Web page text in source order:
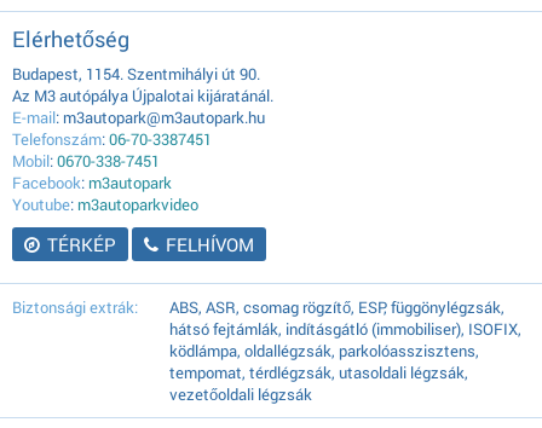
Elérhetőség
Budapest, 1154. Szentmihályi út 90.
Az M3 autópálya Újpalotai kijáratánál.
E-mail: m3autopark@m3autopark.hu
Telefonszám:06-70-3387451
Mobil:0670-338-7451
Facebook: m3autopark
Youtube: m3autoparkvideo
TÉRKÉP FELHÍVOM
Biztonsági extrák:
ABS, ASR, csomag rögzítő, ESP, függönylégzsák,
hátsó fejtámlák, indításgátló (immobiliser), ISOFIX,
ködlámpa, oldallégzsák, parkolóasszisztens,
tempomat, térdlégzsák, utasoldali légzsák,
vezetőoldali légzsák